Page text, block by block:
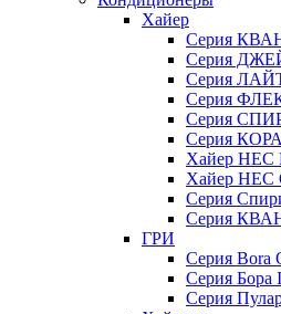
Хайер
Серия
Серия
Серия
Серия
Серия
Серия
Хайер HEC
Хайер HEC
Серия
Серия
ГРИ
Серия Bora
Серия Бора
Серия